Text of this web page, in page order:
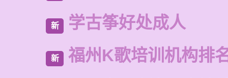
新 学古筝好处成人
新 福州K歌培训机构排